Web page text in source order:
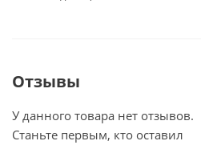
Отзывы
У данного товара нет отзывов.
Станьте первым, кто оставил